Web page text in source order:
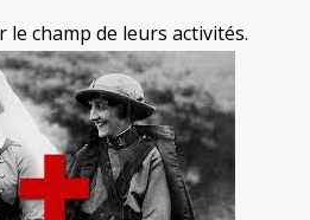
le champ de leurs activités.